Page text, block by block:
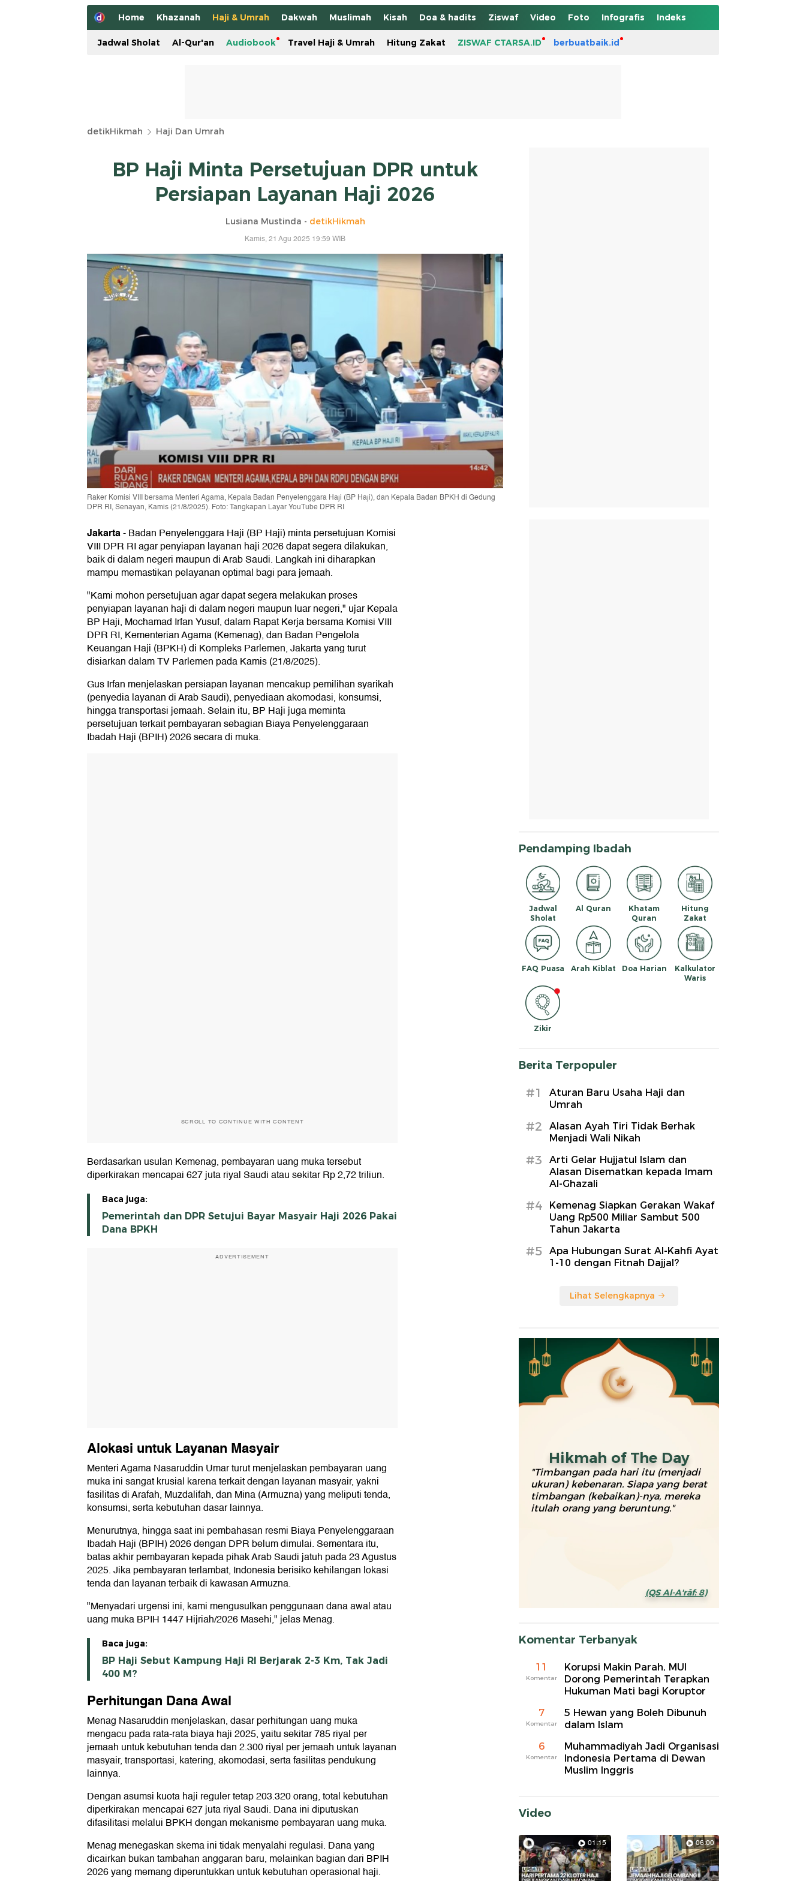
Home Khazanah Haji & Umrah Dakwah Muslimah Kisah Doa & hadits Ziswaf Video Foto Infografis Indeks
Jadwal Sholat Al-Qur'an Audiobook Travel Haji & Umrah Hitung Zakat ZISWAF CTARSA.ID berbuatbaik.id
detikHikmah Haji Dan Umrah
BP Haji Minta Persetujuan DPR untuk
Persiapan Layanan Haji 2026
Lusiana Mustinda - detikHikmah
Kamis, 21 Agu 2025 19:59 WIB
Raker Komisi VIII bersama Menteri Agama, Kepala Badan Penyelenggara Haji (BP Haji), dan Kepala Badan BPKH di Gedung
DPR RI, Senayan, Kamis (21/8/2025). Foto: Tangkapan Layar YouTube DPR RI
Jakarta-Badan Penyelenggara Haji (BP Haji) minta persetujuan Komisi
VIII DPR RI agar penyiapan layanan haji 2026 dapat segera dilakukan,
baik di dalam negeri maupun di Arab Saudi. Langkah ini diharapkan
mampu memastikan pelayanan optimal bagi para jemaah.
"Kami mohon persetujuan agar dapat segera melakukan proses
penyiapan layanan haji di dalam negeri maupun luar negeri," ujar Kepala
BP Haji, Mochamad Irfan Yusuf, dalam Rapat Kerja bersama Komisi VIII
DPR RI, Kementerian Agama (Kemenag), dan Badan Pengelola
Keuangan Haji (BPKH) di Kompleks Parlemen, Jakarta yang turut
disiarkan dalam TV Parlemen pada Kamis (21/8/2025).
Gus Irfan menjelaskan persiapan layanan mencakup pemilihan syarikah
(penyedia layanan di Arab Saudi), penyediaan akomodasi, konsumsi,
hingga transportasi jemaah. Selain itu, BP Haji juga meminta
persetujuan terkait pembayaran sebagian Biaya Penyelenggaraan
Ibadah Haji (BPIH) 2026 secara di muka.
SCROLL TO CONTINUE WITH CONTENT
Berdasarkan usulan Kemenag, pembayaran uang muka tersebut
diperkirakan mencapai 627 juta riyal Saudi atau sekitar Rp 2,72 triliun.
Baca juga:
Pemerintah dan DPR Setujui Bayar Masyair Haji 2026 Pakai
Dana BPKH
ADVERTISEMENT
Alokasi untuk Layanan Masyair
Menteri Agama Nasaruddin Umar turut menjelaskan pembayaran uang
muka ini sangat krusial karena terkait dengan layanan masyair, yakni
fasilitas di Arafah, Muzdalifah, dan Mina (Armuzna) yang meliputi tenda,
konsumsi, serta kebutuhan dasar lainnya.
Menurutnya, hingga saat ini pembahasan resmi Biaya Penyelenggaraan
Ibadah Haji (BPIH) 2026 dengan DPR belum dimulai. Sementara itu,
batas akhir pembayaran kepada pihak Arab Saudi jatuh pada 23 Agustus
2025. Jika pembayaran terlambat, Indonesia berisiko kehilangan lokasi
tenda dan layanan terbaik di kawasan Armuzna.
"Menyadari urgensi ini, kami mengusulkan penggunaan dana awal atau
uang muka BPIH 1447 Hijriah/2026 Masehi," jelas Menag.
Baca juga:
BP Haji Sebut Kampung Haji RI Berjarak 2-3 Km, Tak Jadi
400 M?
Perhitungan Dana Awal
Menag Nasaruddin menjelaskan, dasar perhitungan uang muka
mengacu pada rata-rata biaya haji 2025, yaitu sekitar 785 riyal per
jemaah untuk kebutuhan tenda dan 2.300 riyal per jemaah untuk layanan
masyair, transportasi, katering, akomodasi, serta fasilitas pendukung
lainnya.
Dengan asumsi kuota haji reguler tetap 203.320 orang, total kebutuhan
diperkirakan mencapai 627 juta riyal Saudi. Dana ini diputuskan
difasilitasi melalui BPKH dengan mekanisme pembayaran uang muka.
Menag menegaskan skema ini tidak menyalahi regulasi. Dana yang
dicairkan bukan tambahan anggaran baru, melainkan bagian dari BPIH
2026 yang memang diperuntukkan untuk kebutuhan operasional haji.
Pendamping Ibadah
Jadwal
Sholat
Al Quran
Khatam
Quran
Hitung
Zakat
FAQ Puasa Arah Kiblat Doa Harian
Kalkulator
Waris
Zikir
Berita Terpopuler
#1
Aturan Baru Usaha Haji dan
Umrah
#2
Alasan Ayah Tiri Tidak Berhak
Menjadi Wali Nikah
#3
Arti Gelar Hujjatul Islam dan
Alasan Disematkan kepada Imam
Al-Ghazali
#4
Kemenag Siapkan Gerakan Wakaf
Uang Rp500 Miliar Sambut 500
Tahun Jakarta
#5
Apa Hubungan Surat Al-Kahfi Ayat
1-10 dengan Fitnah Dajjal?
Lihat Selengkapnya
Hikmah of The Day
"Timbangan pada hari itu (menjadi
ukuran) kebenaran. Siapa yang berat
timbangan (kebaikan)-nya, mereka
itulah orang yang beruntung."
(QS Al-A'rāf: 8)
Komentar Terbanyak
11
Komentar
Korupsi Makin Parah, MUI
Dorong Pemerintah Terapkan
Hukuman Mati bagi Koruptor
7
Komentar
5 Hewan yang Boleh Dibunuh
dalam Islam
6
Komentar
Muhammadiyah Jadi Organisasi
Indonesia Pertama di Dewan
Muslim Inggris
Video
01:15 06:00